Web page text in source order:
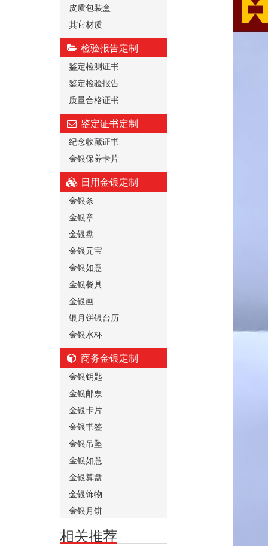
皮质包装盒
其它材质
检验报告定制
鉴定检测证书
鉴定检验报告
质量合格证书
鉴定证书定制
纪念收藏证书
金银保养卡片
日用金银定制
金银条
金银章
金银盘
金银元宝
金银如意
金银餐具
金银画
银月饼银台历
金银水杯
商务金银定制
金银钥匙
金银邮票
金银卡片
金银书签
金银吊坠
金银如意
金银算盘
金银饰物
金银月饼
相关推荐